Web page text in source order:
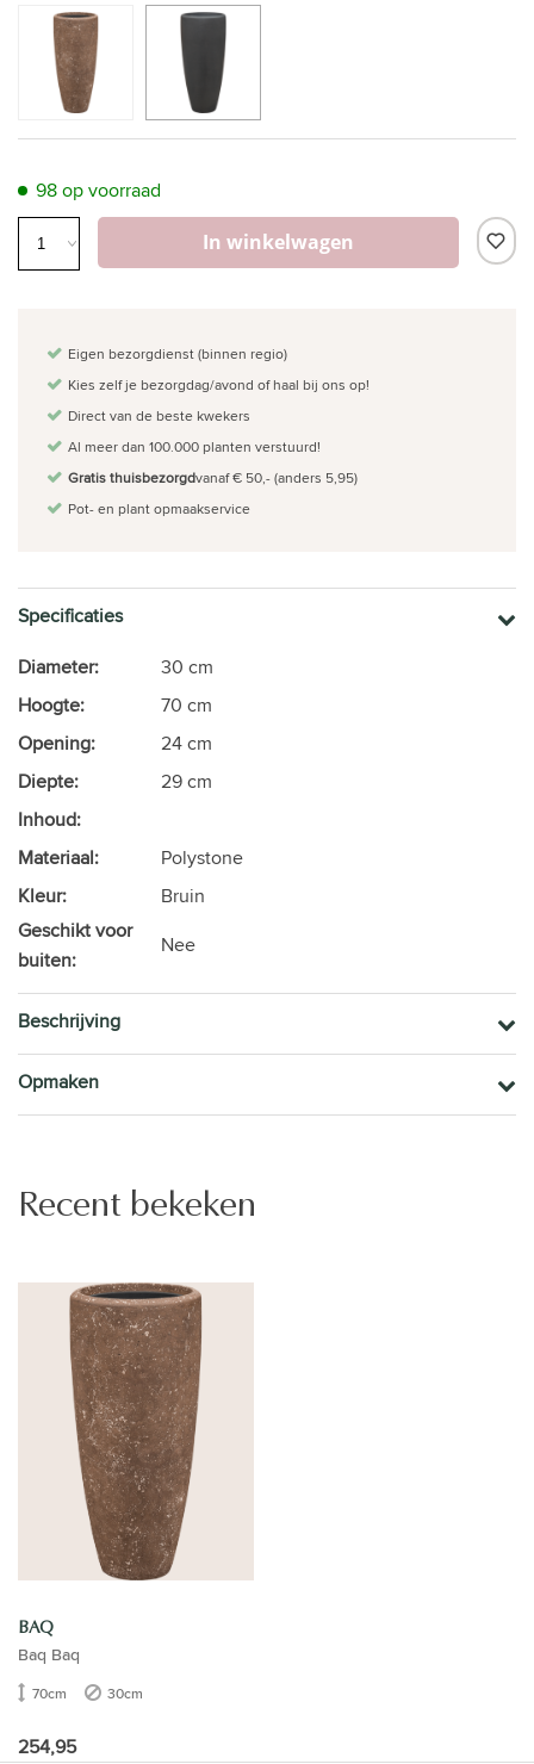
98 op voorraad
In winkelwagen
Eigen bezorgdienst (binnen regio)
Kies zelf je bezorgdag/avond of haal bij ons op!
Direct van de beste kwekers
Al meer dan 100.000 planten verstuurd!
Gratis thuisbezorgdvanaf € 50,- (anders 5,95)
Pot- en plant opmaakservice
Specificaties
Diameter:
30 cm
Hoogte:
70 cm
Opening:
24 cm
Diepte:
29 cm
Inhoud:
Materiaal:
Polystone
Kleur:
Bruin
Geschikt voor
buiten:
Nee
Beschrijving
Opmaken
Recent bekeken
BAQ
Baq Baq
70cm 30cm
254,95